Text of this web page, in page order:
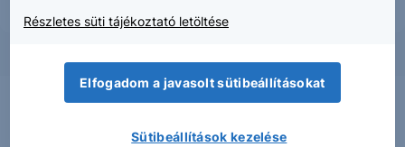
Részletes süti tájékoztató letöltése
Elfogadom a javasolt sütibeállításokat
Sütibeállítások kezelése